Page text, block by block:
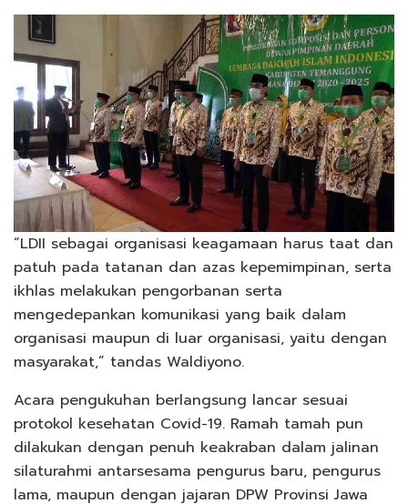
“LDII sebagai organisasi keagamaan harus taat dan
patuh pada tatanan dan azas kepemimpinan, serta
ikhlas melakukan pengorbanan serta
mengedepankan komunikasi yang baik dalam
organisasi maupun di luar organisasi, yaitu dengan
masyarakat,” tandas Waldiyono.
Acara pengukuhan berlangsung lancar sesuai
protokol kesehatan Covid-19. Ramah tamah pun
dilakukan dengan penuh keakraban dalam jalinan
silaturahmi antarsesama pengurus baru, pengurus
lama, maupun dengan jajaran DPW Provinsi Jawa